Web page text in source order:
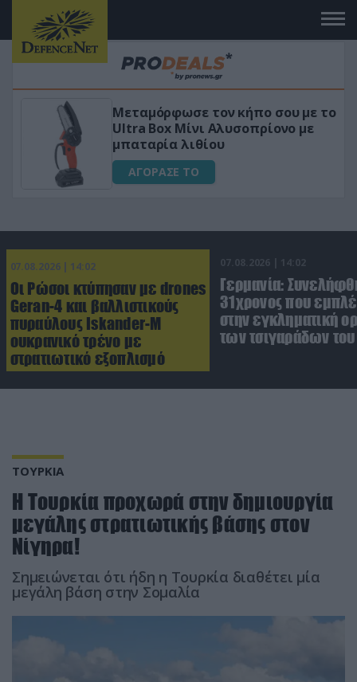
σου με το
με
«Μαγική» φόρμουλα
για αύξηση της
ΑΓΟΡΑΣΕ ΤΟ
07.08.2026 | 14:02
Οι Ρώσοι κτύπησαν με drones
Geran-4 και βαλλιστικούς
πυραύλους Iskander-M
ουκρανικό τρένο με
στρατιωτικό εξοπλισμό
07.08.2026 | 14:02
Γερμανία:
31χρονος που
στην εγκληματική
των τσιγαράδων του
ΤΟΥΡΚΙΑ
Η Τουρκία προχωρά στην δημιουργία
μεγάλης στρατιωτικής βάσης στον
Νίγηρα!
Σημειώνεται ότι ήδη η Τουρκία διαθέτει μία
μεγάλη βάση στην Σομαλία